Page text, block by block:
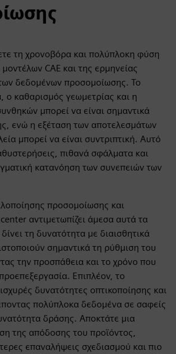
τη χρονοβόρα και πολύπλοκη φύση
CAE και της ερμηνείας
δεδομένων προσομοίωσης. Το
ο καθαρισμός γεωμετρίας και η
μπορεί να είναι σημαντικά
ενώ η εξέταση των αποτελεσμάτων
μπορεί να είναι συντριπτική. Αυτό
πιθανά σφάλματα και
κατανόηση των συνεπειών των
προσομοίωσης και
αντιμετωπίζει άμεσα αυτά τα
τη δυνατότητα με διαισθητικά
σημαντικά τη ρύθμιση του
την προσπάθεια και το χρόνο που
Επιπλέον, το
δυνατότητες οπτικοποίησης και
πολύπλοκα δεδομένα σε σαφείς
δράσης. Αποκτάτε μια
της απόδοσης του προϊόντος,
επαναλήψεις σχεδιασμού και πιο